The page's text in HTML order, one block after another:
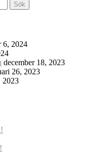
6, 2024
december 18, 2023
26, 2023
2023